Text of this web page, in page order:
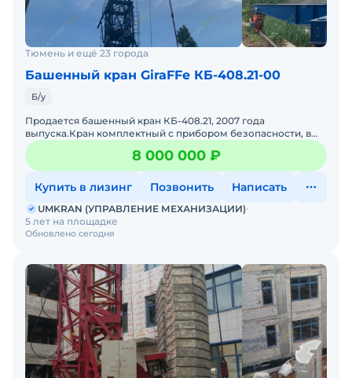
Тюмень и ещё 23 города
Башенный кран GiraFFe КБ-408.21-00
Б/у
Продается башенный кран КБ-408.21, 2007 года
выпуска.Кран комплектный с прибором безопасности, в
отличном состоянии, полностью исправный.В наличии.
8 000 000 ₽
Купить в лизинг Позвонить Написать
Обновлено сегодня
UMKRAN (УПРАВЛЕНИЕ МЕХАНИЗАЦИИ)
5 лет на площадке